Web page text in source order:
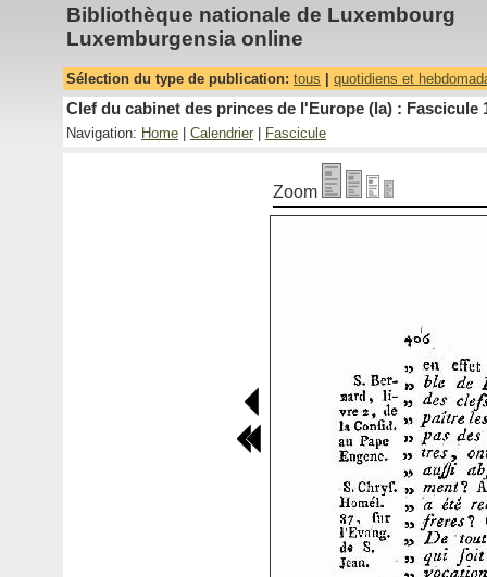
Bibliothèque nationale de Luxembourg
Luxemburgensia online
Sélection du type de publication: tous quotidiens et
Clef du cabinet des princes de l'Europe (la) : Fascicule
Navigation: Home Calendrier Fascicule
Zoom